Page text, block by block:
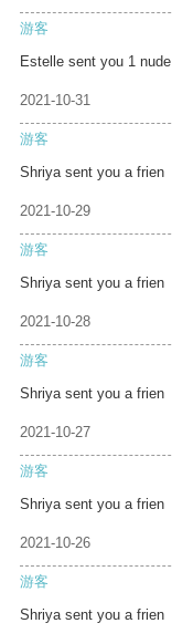
游客
Estelle sent you 1 nude
2021-10-31
游客
Shriya sent you a frien
2021-10-29
游客
Shriya sent you a frien
2021-10-28
游客
Shriya sent you a frien
2021-10-27
游客
Shriya sent you a frien
2021-10-26
游客
Shriya sent you a frien